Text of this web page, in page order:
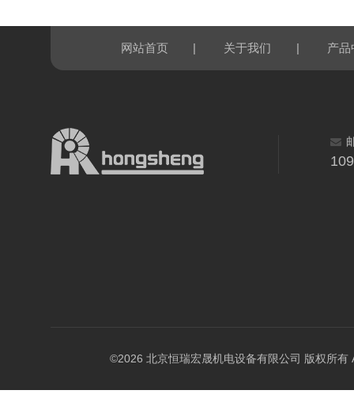
网站首页 | 关于我们 | 产品
©2026 北京恒瑞宏晟机电设备有限公司 版权所有